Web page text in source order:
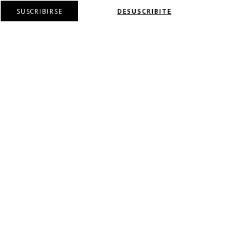
DESUSCRIBITE
SUSCRIBIRSE